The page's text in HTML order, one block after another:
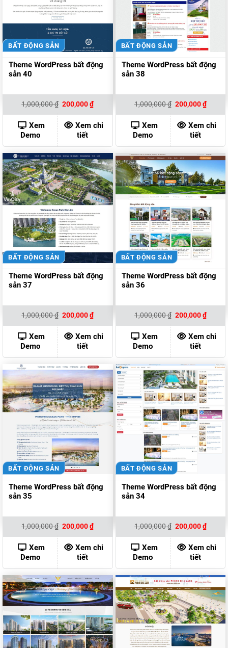
BẤT ĐỘNG SẢN
Theme WordPress bất động
sản 40
1,000,000₫ Giá
là:
1,000,000 ₫.
200,000₫Giá
hiện
tại
là:
200,000 ₫.
Xem
Demo
Xem chi
tiết
BẤT ĐỘNG SẢN
Theme WordPress bất động
sản 38
1,000,000₫ Giá
là:
1,000,000 ₫.
200,000₫Giá
hiện
tại
là:
Xem
Demo
Xem chi
tiết
BẤT ĐỘNG SẢN
Theme WordPress bất động
sản 37
1,000,000₫ Giá
là:
1,000,000 ₫.
200,000₫Giá
hiện
tại
là:
200,000 ₫.
Xem
Demo
Xem chi
tiết
BẤT ĐỘNG SẢN
Theme WordPress bất động
sản 36
1,000,000₫ Giá
là:
1,000,000 ₫.
200,000₫Giá
hiện
tại
là:
Xem
Demo
Xem chi
tiết
BẤT ĐỘNG SẢN
Theme WordPress bất động
sản 35
1,000,000₫ Giá
là:
1,000,000 ₫.
200,000₫Giá
hiện
tại
là:
200,000 ₫.
Xem
Demo
Xem chi
tiết
BẤT ĐỘNG SẢN
Theme WordPress bất động
sản 34
1,000,000₫ Giá
là:
1,000,000 ₫.
200,000₫Giá
hiện
tại
là:
Xem
Demo
Xem chi
tiết